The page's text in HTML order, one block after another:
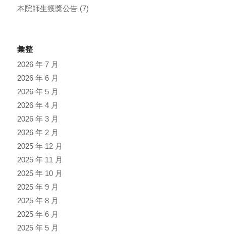
本院師生獲獎公告(7)
彙整
2026 年 7 月
2026 年 6 月
2026 年 5 月
2026 年 4 月
2026 年 3 月
2026 年 2 月
2025 年 12 月
2025 年 11 月
2025 年 10 月
2025 年 9 月
2025 年 8 月
2025 年 6 月
2025 年 5 月